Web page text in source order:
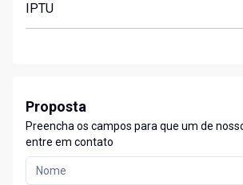
IPTU
Proposta
Preencha os campos para que um de
entre em contato